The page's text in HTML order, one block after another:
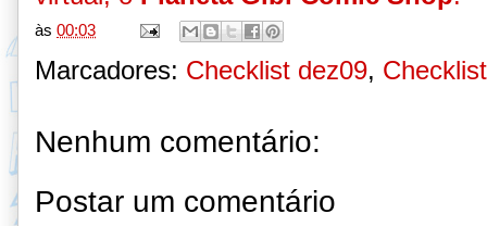
às 00:03
Marcadores: Checklist dez09,
Nenhum comentário:
Postar um comentário